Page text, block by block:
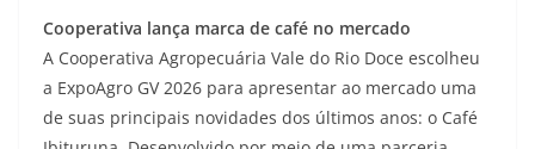
Cooperativa lança marca de café no mercado
A Cooperativa Agropecuária Vale do Rio Doce escolheu
a ExpoAgro GV 2026 para apresentar ao mercado uma
de suas principais novidades dos últimos anos: o Café